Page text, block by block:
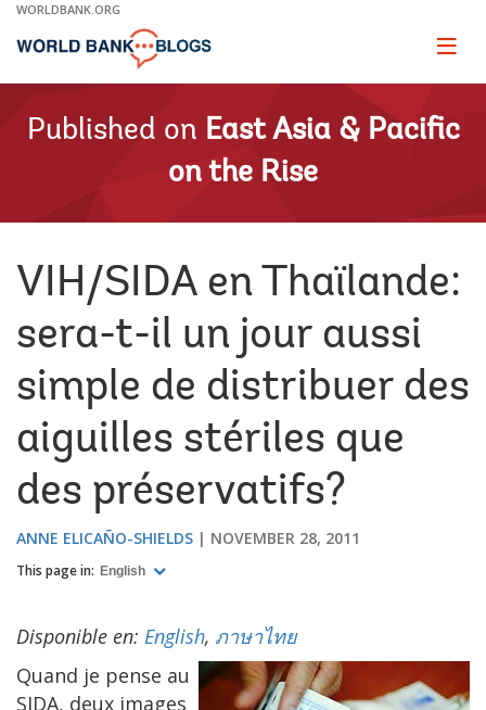
Skip
Main
WORLDBANK.ORG
Page
Published on East Asia & Pacific
on the Rise
VIH/SIDA en Thaïlande:
sera-t-il un jour aussi
simple de distribuer des
aiguilles stériles que
des préservatifs?
ANNE ELICAÑO-SHIELDS NOVEMBER 28, 2011
This page in: English
Disponible en: English, ภาษาไทย
Quand je pense au
SIDA, deux images